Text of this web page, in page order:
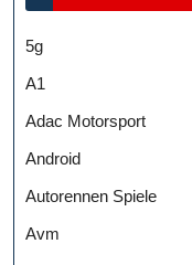
5g
A1
Adac Motorsport
Android
Autorennen Spiele
Avm